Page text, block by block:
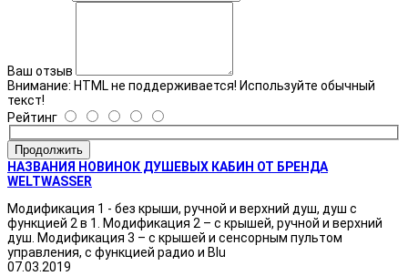
Ваш отзыв
Внимание: HTML не поддерживается! Используйте обычный
текст!
Рейтинг
Продолжить
НАЗВАНИЯ НОВИНОК ДУШЕВЫХ КАБИН ОТ БРЕНДА
WELTWASSER
Модификация 1 - без крыши, ручной и верхний душ, душ с
функцией 2 в 1. Модификация 2 – с крышей, ручной и верхний
душ. Модификация 3 – с крышей и сенсорным пультом
управления, с функцией радио и Blu
07.03.2019